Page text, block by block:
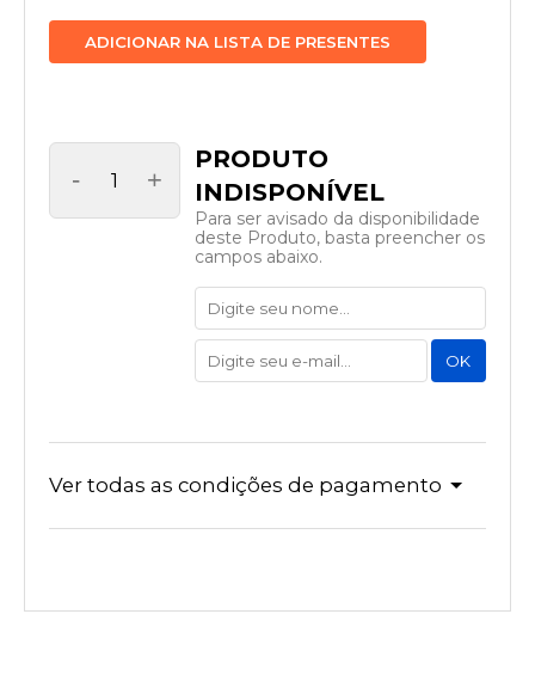
ADICIONAR NA LISTA DE PRESENTES
- +
Para ser avisado da disponibilidade
deste Produto, basta preencher os
campos abaixo.
Ver todas as condições de pagamento